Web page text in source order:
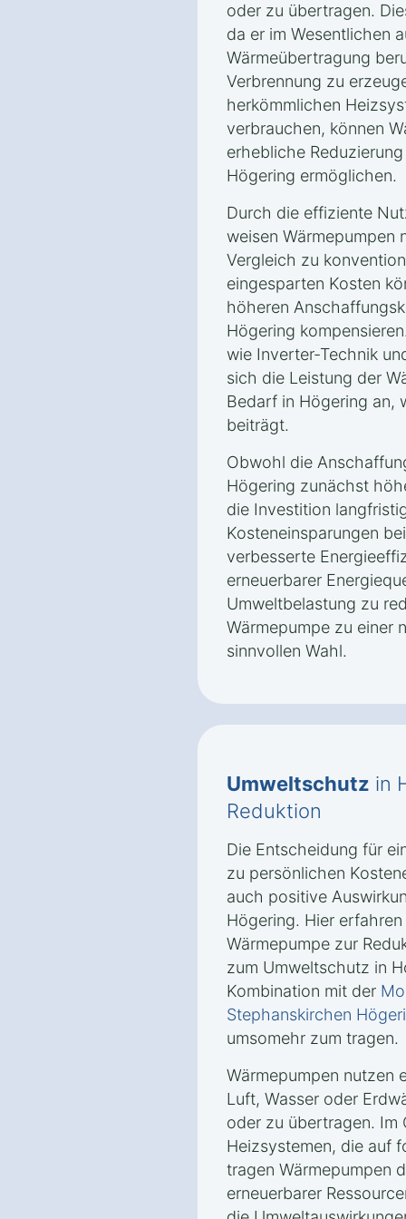
oder zu übertragen.
da er im Wesentlichen
Wärmeübertragung
Verbrennung zu
herkömmlichen
verbrauchen, können
erhebliche
Högering ermöglichen.
Durch die effiziente
weisen Wärmepumpen
Vergleich zu
eingesparten Kosten
höheren
Högering
wie Inverter-Technik
sich die Leistung der
Bedarf in Högering an,
beiträgt.
Obwohl die
Högering zunächst
die Investition
Kosteneinsparungen
verbesserte
erneuerbarer
Umweltbelastung zu
Wärmepumpe zu einer
sinnvollen Wahl.
Umweltschutz in
Reduktion
Die Entscheidung für
zu persönlichen
auch positive
Högering. Hier
Wärmepumpe zur
zum Umweltschutz in
Kombination mit der
Stephanskirchen
umsomehr zum tragen.
Wärmepumpen nutzen
Luft, Wasser oder
oder zu übertragen. Im
Heizsystemen, die auf
tragen Wärmepumpen
erneuerbarer